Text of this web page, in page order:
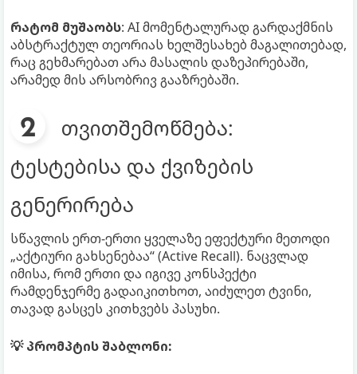
რატომ მუშაობს: AI მომენტალურად გარდაქმნის
აბსტრაქტულ თეორიას ხელშესახებ მაგალითებად,
რაც გეხმარებათ არა მასალის დაზეპირებაში,
არამედ მის არსობრივ გააზრებაში.
თვითშემოწმება:
ტესტებისა და ქვიზების
გენერირება
სწავლის ერთ-ერთი ყველაზე ეფექტური მეთოდი
„აქტიური გახსენებაა“ (Active Recall). ნაცვლად
იმისა, რომ ერთი და იგივე კონსპექტი
რამდენჯერმე გადაიკითხოთ, აიძულეთ ტვინი,
თავად გასცეს კითხვებს პასუხი.
💡 პრომპტის შაბლონი: